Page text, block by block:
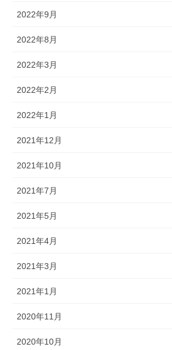
2022年9月
2022年8月
2022年3月
2022年2月
2022年1月
2021年12月
2021年10月
2021年7月
2021年5月
2021年4月
2021年3月
2021年1月
2020年11月
2020年10月